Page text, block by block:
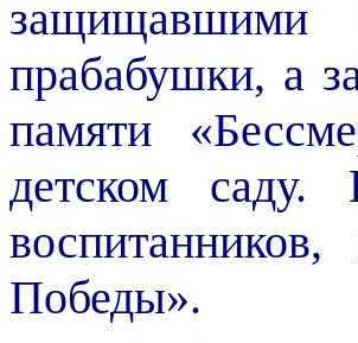
прабабушки, а
памяти
детском саду.
Победы».